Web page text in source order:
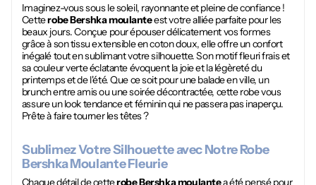
Imaginez-vous sous le soleil, rayonnante et pleine de confiance !
Cetterobe Bershka moulanteest votre alliée parfaite pour les
beaux jours. Conçue pour épouser délicatement vos formes
grâce à son tissu extensible en coton doux, elle offre un confort
inégalé tout en sublimant votre silhouette. Son motif fleuri frais et
sa couleur verte éclatante évoquent la joie et la légèreté du
printemps et de l'été. Que ce soit pour une balade en ville, un
brunch entre amis ou une soirée décontractée, cette robe vous
assure un look tendance et féminin qui ne passera pas inaperçu.
Prête à faire tourner les têtes ?
Sublimez Votre Silhouette avec NotreRobe
Bershka MoulanteFleurie
Chaque détail de cetterobe Bershka moulantea été pensé pour